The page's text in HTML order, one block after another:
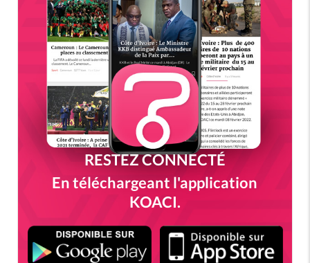
RESTEZ CONNECTÉ
En téléchargeant l'application
KOACI.